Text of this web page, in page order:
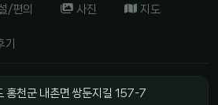
/편의 사진 지도
홍천군 내촌면 쌍둔지길 157-7